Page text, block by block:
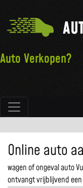
Auto Verkopen?
Online auto
wagen of ongeval auto
ontvangt vrijblijvend